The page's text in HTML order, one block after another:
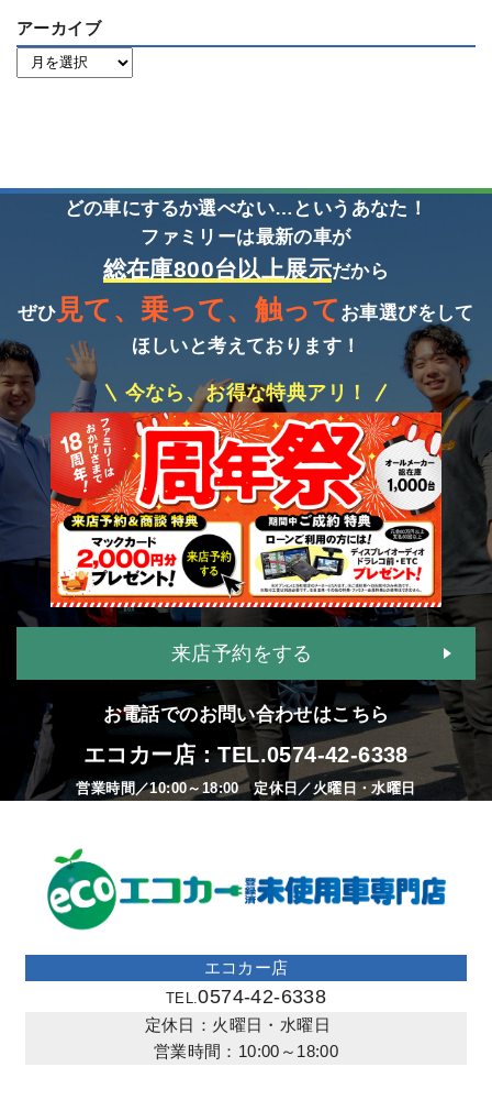
アーカイブ
どの車にするか選べない…というあなた！
ファミリーは最新の車が
総在庫800台以上展示だから
ぜひ 見て、乗って、触って お車選びをして
ほしいと考えております！
今なら、お得な特典アリ！
来店予約をする
お電話でのお問い合わせはこちら
エコカー店：TEL.0574-42-6338
営業時間／10:00～18:00 定休日／火曜日・水曜日
エコカー店
TEL.0574-42-6338
定休日：火曜日・水曜日
営業時間：10:00～18:00